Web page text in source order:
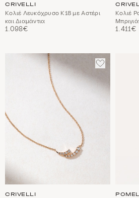
CRIVELLI
Κολιέ Λευκόχρυσο Κ18 με Αστέρι
και Διαμάντια
1.098€
Κολιέ
1.411€
ΠΡΟΣΘΈΣΤΕ
ΣΤΑ
CRIVELLI